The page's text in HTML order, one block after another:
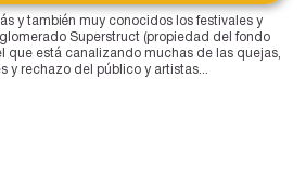
y también muy conocidos los festivales y
Superstruct (propiedad del fondo
que está canalizando muchas de las quejas,
y rechazo del público y artistas...